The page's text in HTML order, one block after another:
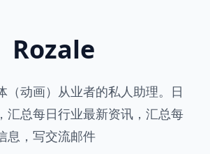
Rozale
（动画）从业者的私人助理。日
汇总每日行业最新资讯，汇总每
息，写交流邮件